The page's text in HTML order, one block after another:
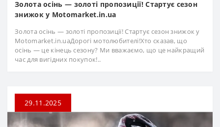
Золота осінь — золоті пропозиції! Стартує сезон
знижок у Motomarket.in.ua
Золота осінь — золоті пропозиції! Стартує сезон знижок у
Motomarket.in.uaДорогі мотолюбителі!Хто сказав, що
осінь — це кінець сезону? Ми вважаємо, що це найкращий
час для вигідних покупок!..
29.11.2025